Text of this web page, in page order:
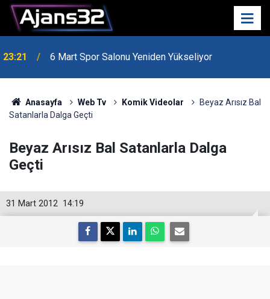
23:21 6 Mart Spor Salonu Yeniden Yükseliyor
Anasayfa Web Tv Komik Videolar
Beyaz Arısız Bal
Satanlarla Dalga Geçti
Beyaz Arısız Bal Satanlarla Dalga
Geçti
14:19
31 Mart 2012